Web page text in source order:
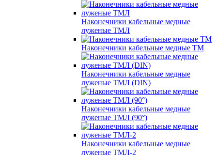
Наконечники кабельные медные
луженые ТМЛ
Наконечники кабельные медные ТМ
Наконечники кабельные медные
луженые ТМЛ (DIN)
Наконечники кабельные медные
луженые ТМЛ (90°)
Наконечники кабельные медные
луженые ТМЛ-2